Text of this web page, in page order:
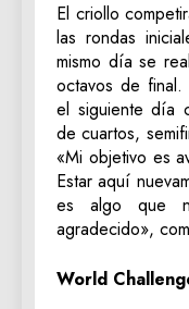
El criollo
las rondas
mismo día se
octavos de final.
el siguiente día
de cuartos,
«Mi objetivo es
Estar aquí
es algo que
agradecido»,
World